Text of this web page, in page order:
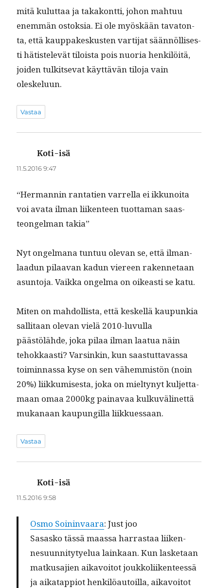
mitä kulut­taa ja takakont­ti, johon mah­tuu
enem­män ostok­sia. Ei ole myöskään tava­ton­
ta, että kaup­pakeskusten var­ti­jat sään­nöl­lis­es­
ti hätis­televät tiloista pois nuo­ria henkilöitä,
joiden tulk­it­se­vat käyt­tävän tilo­ja vain
oleskeluun.
Vastaa
Koti-isä
11.5.2016 9:47
“Her­man­nin ranta­tien var­rel­la ei ikkunoi­ta
voi ava­ta ilman liiken­teen tuot­ta­man saas­
teon­gel­man takia”
Nyt ongel­mana tun­tuu ole­van se, että ilman­
laadun pilaa­van kadun viereen raken­netaan
asun­to­ja. Vaik­ka ongel­ma on oikeasti se katu.
Miten on mah­dol­lista, että keskel­lä kaupunkia
sal­li­taan ole­van vielä 2010-luvul­la
päästölähde, joka pilaa ilman laat­ua näin
tehokkaasti? Varsinkin, kun saas­tut­tavas­sa
toimin­nas­sa kyse on sen vähem­mistön (noin
20%) liikku­mis­es­ta, joka on miel­tynyt kul­jet­ta­
maan omaa 2000kg painavaa kulku­vä­linet­tä
mukanaan kaupungilla liikkuessaan.
Vastaa
Koti-isä
11.5.2016 9:58
Osmo Soin­in­vaara: Just joo
Sasasko tässä maas­sa har­ras­taa liiken­
nesu­un­ni­ty­tyelua lainkaan. Kun las­ke­taan
matkusajien aikavoitot joukkoli­iken­teessä
ja aikat­ap­pi­ot henkilöau­toil­la, aikavoitot